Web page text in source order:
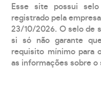
Esse site possui
registrado pela
23/10/2026. O selo de
si só não garante
requisito mínimo para
as informações sobre